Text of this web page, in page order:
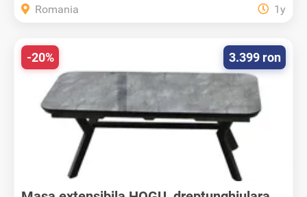
Romania 1y
3.399 ron
-20%